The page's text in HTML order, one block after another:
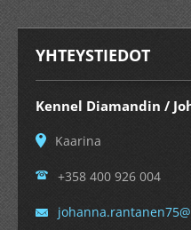
YHTEYSTIEDOT
Kennel Diamandin /
Kaarina
+358 400 926 004
johanna.rantanen